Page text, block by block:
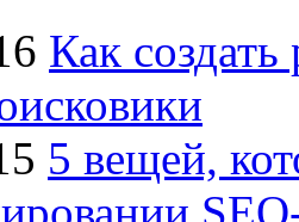
Как
5 вещей,